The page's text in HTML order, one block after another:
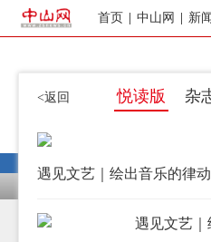
首页 中山网 新闻
<返回 悦读版 杂
遇见文艺｜绘出音乐的律动
遇见文艺｜